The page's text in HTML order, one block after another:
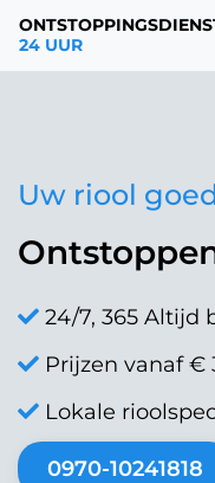
24 UUR
Uw riool
24/7, 365 Altijd
Prijzen vanaf €
Lokale
0970-10241818